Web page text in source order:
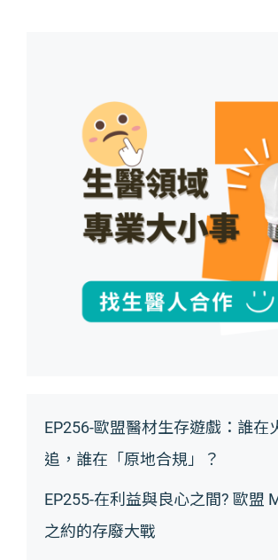
EP256-歐盟醫材生存遊戲：誰在
追，誰在「原地合規」？
EP255-在利益與良心之間? 歐盟
之約的存廢大戰